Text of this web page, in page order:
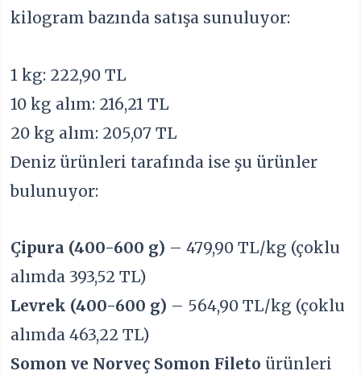
kilogram bazında satışa sunuluyor:
1 kg: 222,90 TL
10 kg alım: 216,21 TL
20 kg alım: 205,07 TL
Deniz ürünleri tarafında ise şu ürünler
bulunuyor:
Çipura (400-600 g) – 479,90 TL/kg (çoklu
alımda 393,52 TL)
Levrek (400-600 g) – 564,90 TL/kg (çoklu
alımda 463,22 TL)
Somon ve Norveç Somon Fileto ürünleri